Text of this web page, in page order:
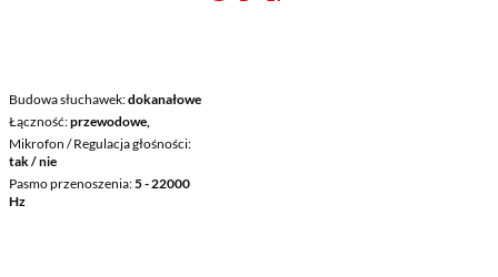
Budowa słuchawek dokanałowe
Łączność przewodowe,
Mikrofon / Regulacja głośności
tak / nie
Pasmo przenoszenia 5 - 22000
Hz